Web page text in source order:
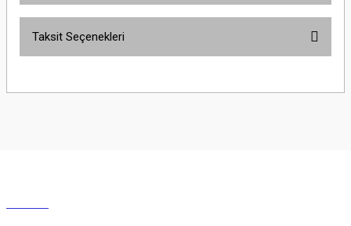
Soru Sor
Taksit Seçenekleri